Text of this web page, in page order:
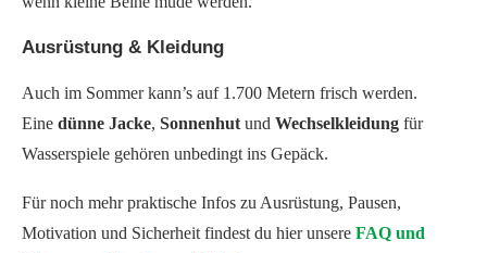
Ausrüstung & Kleidung
Auch im Sommer kann’s auf 1.700 Metern frisch werden.
Eine dünne Jacke, Sonnenhutund Wechselkleidung für
Wasserspiele gehören unbedingt ins Gepäck.
Für noch mehr praktische Infos zu Ausrüstung, Pausen,
Motivation und Sicherheit findest du hier unsere FAQ und